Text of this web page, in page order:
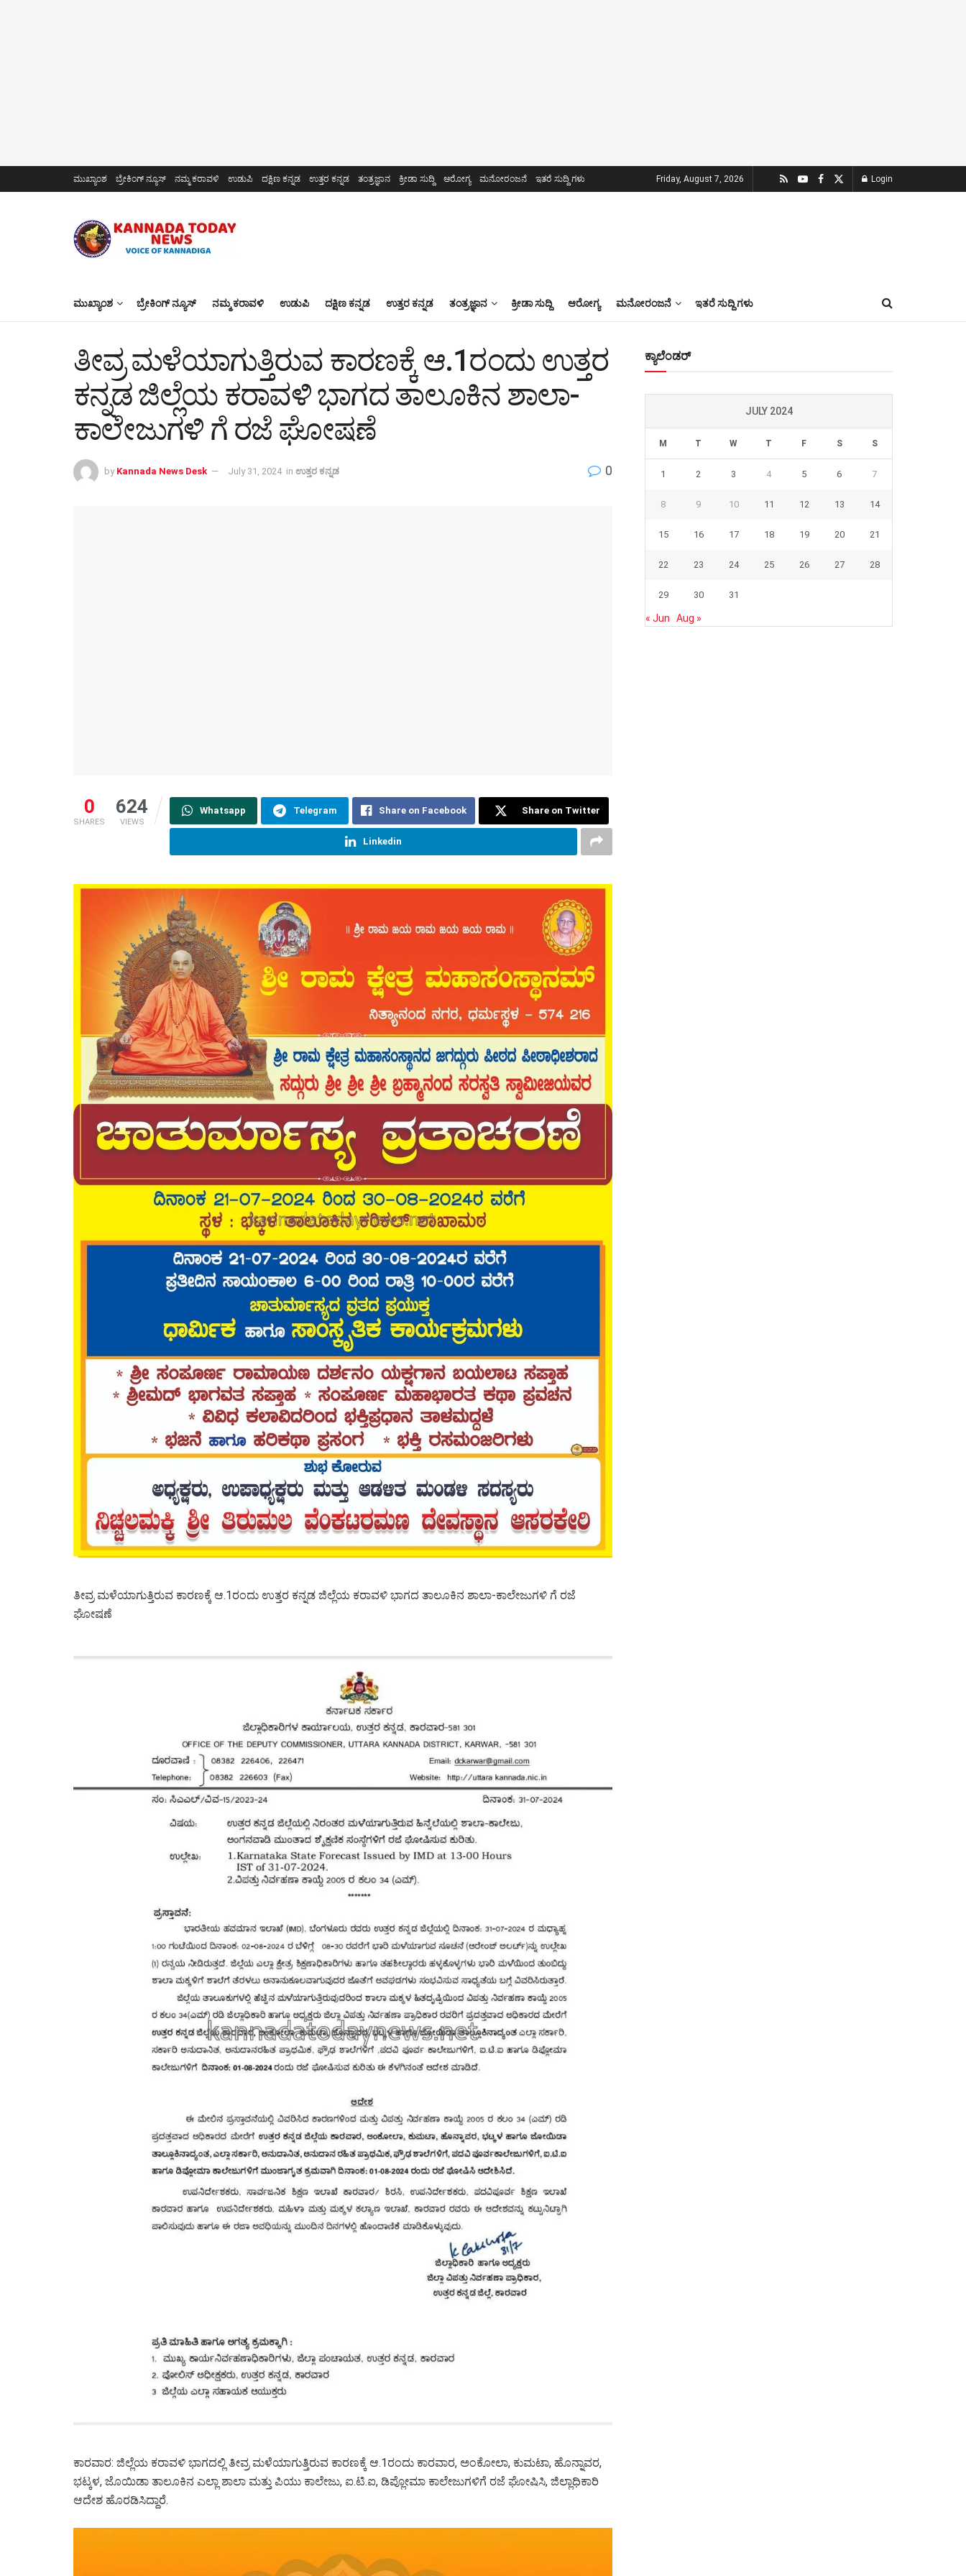
ಮುಖ್ಯಾಂಶ ಬ್ರೇಕಿಂಗ್ ನ್ಯೂಸ್ ನಮ್ಮ ಕರಾವಳಿ ಉಡುಪಿ ದಕ್ಷಿಣ ಕನ್ನಡ ಉತ್ತರ ಕನ್ನಡ ತಂತ್ರಜ್ಞಾನ ಕ್ರೀಡಾ ಸುದ್ದಿ ಆರೋಗ್ಯ ಮನೋರಂಜನೆ ಇತರೆ ಸುದ್ದಿ ಗಳು Friday, August 7, 2026 Login
ಮುಖ್ಯಾಂಶ ಬ್ರೇಕಿಂಗ್ ನ್ಯೂಸ್ ನಮ್ಮ ಕರಾವಳಿ ಉಡುಪಿ ದಕ್ಷಿಣ ಕನ್ನಡ ಉತ್ತರ ಕನ್ನಡ ತಂತ್ರಜ್ಞಾನ ಕ್ರೀಡಾ ಸುದ್ದಿ ಆರೋಗ್ಯ ಮನೋರಂಜನೆ ಇತರೆ ಸುದ್ದಿ ಗಳು
ತೀವ್ರ ಮಳೆಯಾಗುತ್ತಿರುವ ಕಾರಣಕ್ಕೆ ಆ.1ರಂದು ಉತ್ತರ
ಕನ್ನಡ ಜಿಲ್ಲೆಯ ಕರಾವಳಿ ಭಾಗದ ತಾಲೂಕಿನ ಶಾಲಾ-
ಕಾಲೇಜುಗಳಿ ಗೆ ರಜೆ ಘೋಷಣೆ
by Kannada News Desk July 31, 2024 in ಉತ್ತರ ಕನ್ನಡ 0
0
SHARES
624
VIEWS
Whatsapp Telegram Share on Facebook Share on Twitter
Linkedin
ತೀವ್ರ ಮಳೆಯಾಗುತ್ತಿರುವ ಕಾರಣಕ್ಕೆ ಆ.1ರಂದು ಉತ್ತರ ಕನ್ನಡ ಜಿಲ್ಲೆಯ ಕರಾವಳಿ ಭಾಗದ ತಾಲೂಕಿನ ಶಾಲಾ-ಕಾಲೇಜುಗಳಿ ಗೆ ರಜೆ
ಘೋಷಣೆ
ಕಾರವಾರ: ಜಿಲ್ಲೆಯ ಕರಾವಳಿ ಭಾಗದಲ್ಲಿ ತೀವ್ರ ಮಳೆಯಾಗುತ್ತಿರುವ ಕಾರಣಕ್ಕೆ ಆ.1ರಂದು ಕಾರವಾರ, ಅಂಕೋಲಾ, ಕುಮಟಾ, ಹೊನ್ನಾವರ,
ಭಟ್ಕಳ, ಜೊಯಿಡಾ ತಾಲೂಕಿನ ಎಲ್ಲಾ ಶಾಲಾ ಮತ್ತು ಪಿಯು ಕಾಲೇಜು, ಐ.ಟಿ.ಐ, ಡಿಪ್ಲೋಮಾ ಕಾಲೇಜುಗಳಿಗೆ ರಜೆ ಘೋಷಿಸಿ, ಜಿಲ್ಲಾಧಿಕಾರಿ
ಆದೇಶ ಹೊರಡಿಸಿದ್ದಾರೆ.
ಕ್ಯಾಲೆಂಡರ್
JULY 2024
M T W T F S S
1 2 3 4 5 6 7
8 9 10 11 12 13 14
15 16 17 18 19 20 21
22 23 24 25 26 27 28
29 30 31
« Jun Aug »